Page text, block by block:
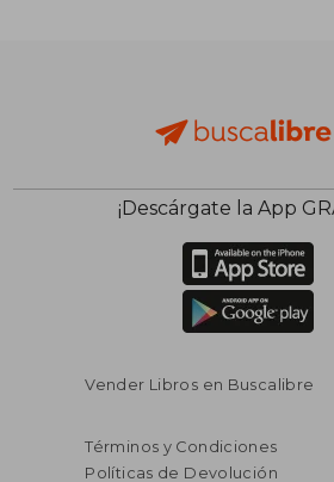
$ 89.04
¡Descárgate la App
Vender Libros en Buscalibre
Términos y Condiciones
Políticas de Devolución